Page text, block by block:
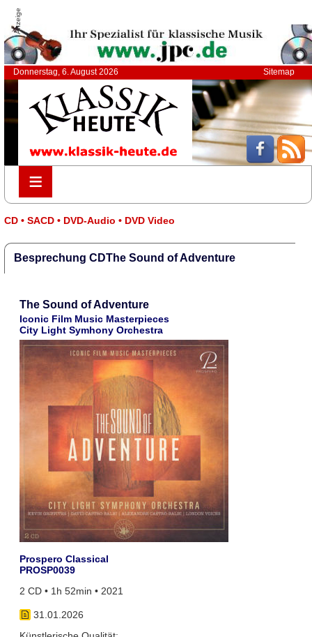
Anzeige
Donnerstag, 6. August 2026 Sitemap
≡
≡
CD • SACD • DVD-Audio • DVD Video
Besprechung CDThe Sound of Adventure
The Sound of Adventure
Iconic Film Music Masterpieces
City Light Symhony Orchestra
Prospero Classical
PROSP0039
2 CD • 1h 52min • 2021
31.01.2026